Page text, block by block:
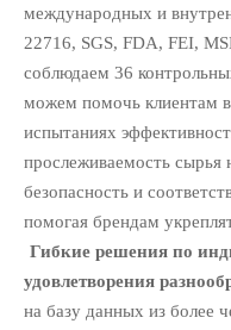
международных и
22716, SGS, FDA, FEI,
соблюдаем 36
можем помочь клиентам
испытаниях
прослеживаемость сырья
безопасность и
помогая брендам
Гибкие решения по
удовлетворения
на базу данных из более